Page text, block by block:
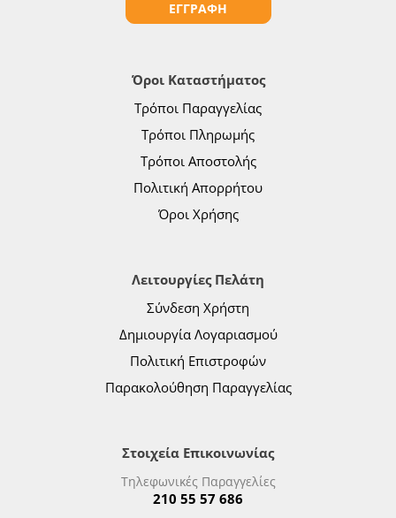
Όροι Καταστήματος
Τρόποι Παραγγελίας
Τρόποι Πληρωμής
Τρόποι Αποστολής
Πολιτική Απορρήτου
Όροι Χρήσης
Λειτουργίες Πελάτη
Σύνδεση Χρήστη
Δημιουργία Λογαριασμού
Πολιτική Επιστροφών
Παρακολούθηση Παραγγελίας
Στοιχεία Επικοινωνίας
Τηλεφωνικές Παραγγελίες
210 55 57 686
ΕΓΓΡΑΦΗ